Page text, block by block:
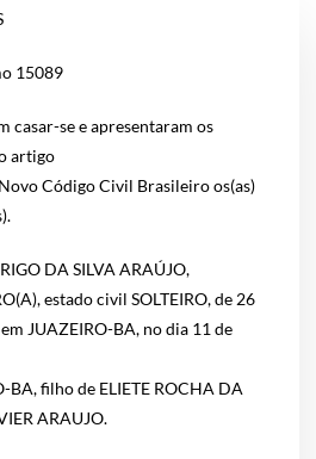
15089
casar-se e apresentaram os
artigo
Código Civil Brasileiro os(as)
DA SILVA ARAÚJO,
estado civil SOLTEIRO, de 26
JUAZEIRO-BA, no dia 11 de
filho de ELIETE ROCHA DA
ARAUJO.